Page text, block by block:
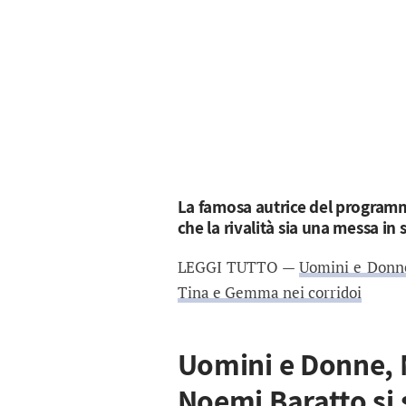
La famosa autrice del
che la rivalità sia una messa in
LEGGI TUTTO —Uomini e
Tina e Gemma nei corridoi
Uomini e